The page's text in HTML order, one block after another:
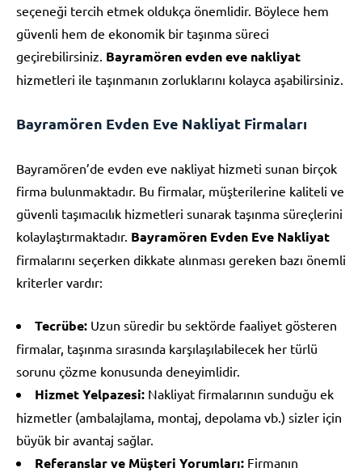
seçeneği tercih etmek oldukça önemlidir. Böylece hem
güvenli hem de ekonomik bir taşınma süreci
geçirebilirsiniz. Bayramören evden eve nakliyat
hizmetleri ile taşınmanın zorluklarını kolayca aşabilirsiniz.
Bayramören Evden Eve Nakliyat Firmaları
Bayramören’de evden eve nakliyat hizmeti sunan birçok
firma bulunmaktadır. Bu firmalar, müşterilerine kaliteli ve
güvenli taşımacılık hizmetleri sunarak taşınma süreçlerini
kolaylaştırmaktadır. Bayramören Evden Eve Nakliyat
firmalarını seçerken dikkate alınması gereken bazı önemli
kriterler vardır:
Tecrübe: Uzun süredir bu sektörde faaliyet gösteren
firmalar, taşınma sırasında karşılaşılabilecek her türlü
sorunu çözme konusunda deneyimlidir.
Hizmet Yelpazesi: Nakliyat firmalarının sunduğu ek
hizmetler (ambalajlama, montaj, depolama vb.) sizler için
büyük bir avantaj sağlar.
Referanslar ve Müşteri Yorumları: Firmanın